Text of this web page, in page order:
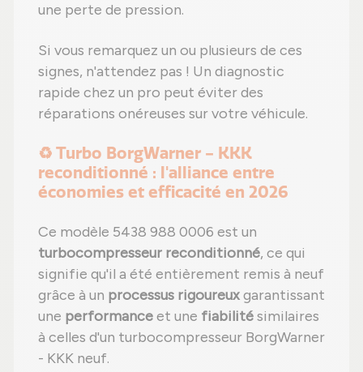
une perte de pression.
Si vous remarquez un ou plusieurs de ces
signes, n'attendez pas ! Un diagnostic
rapide chez un pro peut éviter des
réparations onéreuses sur votre véhicule.
♻️ Turbo BorgWarner - KKK
reconditionné : l'alliance entre
économies et efficacité en 2026
Ce modèle 5438 988 0006 est un
turbocompresseur reconditionné, ce qui
signifie qu'il a été entièrement remis à neuf
grâce à un processus rigoureuxgarantissant
une performanceet une fiabilitésimilaires
à celles d'un turbocompresseur BorgWarner
- KKK neuf.